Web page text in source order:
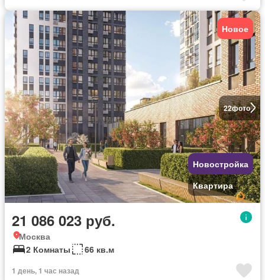
22фото
Новое
Новостройка
Квартира
21 086 023 руб.
Москва
2 Комнаты
66 кв.м
1 день, 1 час назад